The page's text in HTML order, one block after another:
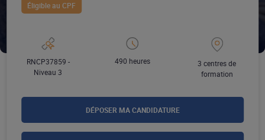
Éligible au CPF
RNCP37859 -
Niveau 3
490 heures
3 centres de
formation
DÉPOSER MA CANDIDATURE